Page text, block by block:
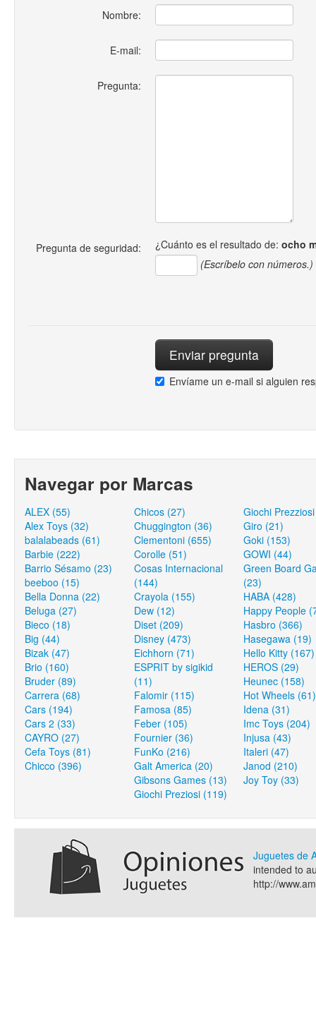
Nombre:
E-mail:
Pregunta:
Pregunta de seguridad: ¿Cuánto es el resultado de: ocho
(Escríbelo con números.)
Envíame un e-mail si alguien
Navegar por Marcas
ALEX (55)
Alex Toys (32)
balalabeads (61)
Barbie (222)
Barrio Sésamo (23)
beeboo (15)
Bella Donna (22)
Beluga (27)
Bieco (18)
Big (44)
Bizak (47)
Brio (160)
Bruder (89)
Carrera (68)
Cars (194)
Cars 2 (33)
CAYRO (27)
Cefa Toys (81)
Chicco (396)
Chicos (27)
Chuggington (36)
Clementoni (655)
Corolle (51)
Cosas Internacional
(144)
Crayola (155)
Dew (12)
Diset (209)
Disney (473)
Eichhorn (71)
ESPRIT by sigikid
(11)
Falomir (115)
Famosa (85)
Feber (105)
Fournier (36)
FunKo (216)
Galt America (20)
Gibsons Games (13)
Giochi Preziosi (119)
Giochi
Giro (21)
Goki (153)
GOWI (44)
Green Board
(23)
HABA (428)
Happy People
Hasbro (366)
Hasegawa (19)
Hello Kitty (167)
HEROS (29)
Heunec (158)
Hot Wheels (61)
Idena (31)
Imc Toys (204)
Injusa (43)
Italeri (47)
Janod (210)
Joy Toy (33)
Juguetes de
intended to
http://